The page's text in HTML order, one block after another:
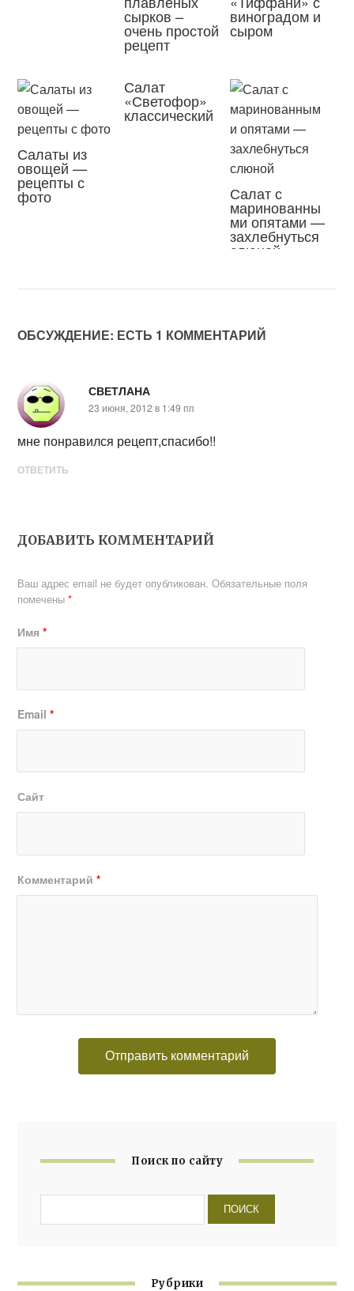
сырков –
очень простой
рецепт
виноградом и
сыром
Салаты из
овощей —
рецепты с
фото
Салат
«Светофор»
классический
Салат с
маринованны
ми опятами —
захлебнуться
слюной
ОБСУЖДЕНИЕ: ЕСТЬ 1 КОММЕНТАРИЙ
СВЕТЛАНА
23 июня, 2012 в 1:49 пп
мне понравился рецепт,спасибо!!
ОТВЕТИТЬ
ДОБАВИТЬ КОММЕНТАРИЙ
Ваш адрес email не будет опубликован. Обязательные поля
помечены*
Имя*
Email*
Сайт
Комментарий*
Поиск по сайту
Рубрики